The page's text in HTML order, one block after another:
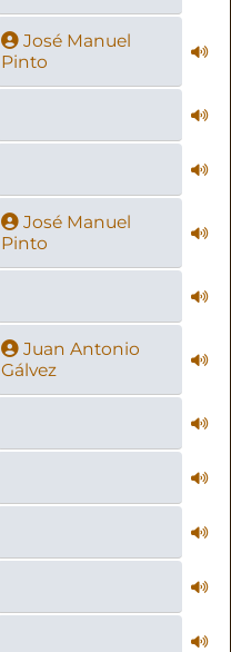
José Manuel
Pinto
José Manuel
Pinto
Juan Antonio
Gálvez